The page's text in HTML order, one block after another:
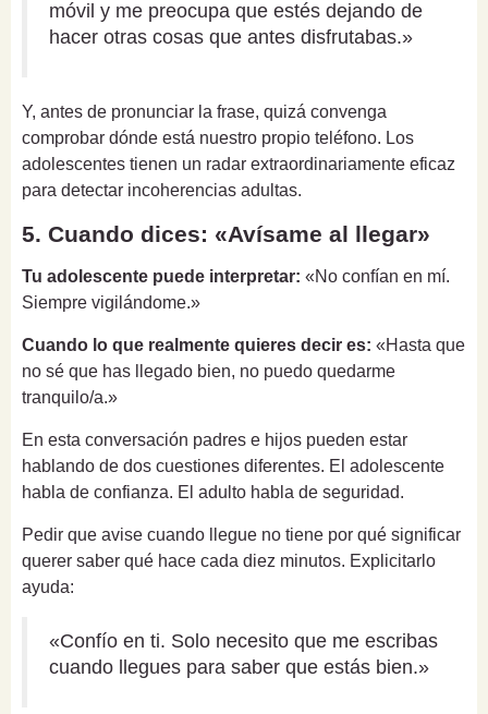
móvil y me preocupa que estés dejando de
hacer otras cosas que antes disfrutabas.»
Y, antes de pronunciar la frase, quizá convenga
comprobar dónde está nuestro propio teléfono. Los
adolescentes tienen un radar extraordinariamente eficaz
para detectar incoherencias adultas.
5. Cuando dices: «Avísame al llegar»
Tu adolescente puede interpretar: «No confían en mí.
Siempre vigilándome.»
Cuando lo que realmente quieres decir es: «Hasta que
no sé que has llegado bien, no puedo quedarme
tranquilo/a.»
En esta conversación padres e hijos pueden estar
hablando de dos cuestiones diferentes. El adolescente
habla de confianza. El adulto habla de seguridad.
Pedir que avise cuando llegue no tiene por qué significar
querer saber qué hace cada diez minutos. Explicitarlo
ayuda:
«Confío en ti. Solo necesito que me escribas
cuando llegues para saber que estás bien.»